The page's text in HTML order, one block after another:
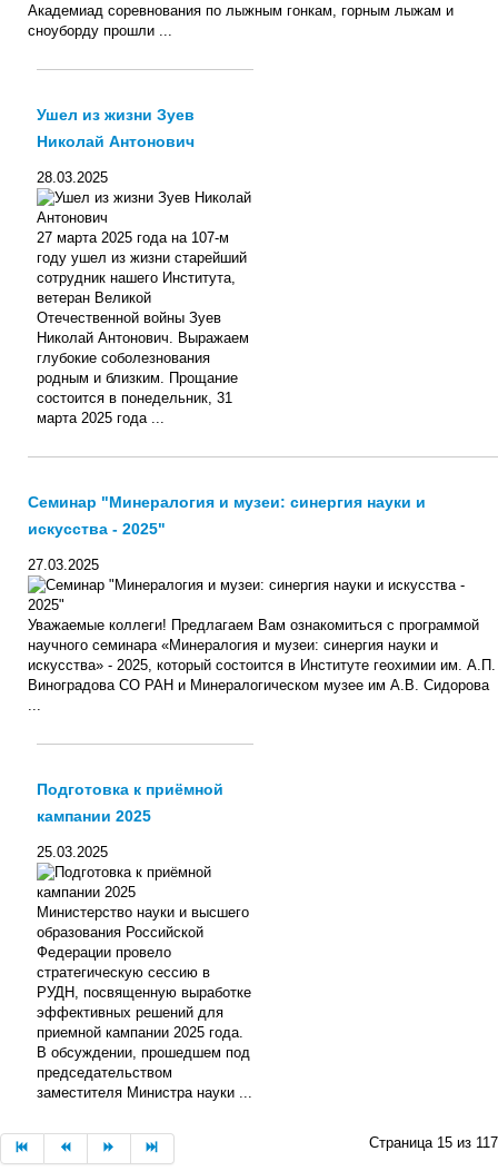
Академиад соревнования по лыжным гонкам, горным лыжам и
сноуборду прошли ...
Ушел из жизни Зуев
Николай Антонович
28.03.2025
27 марта 2025 года на 107-м
году ушел из жизни старейший
сотрудник нашего Института,
ветеран Великой
Отечественной войны Зуев
Николай Антонович. Выражаем
глубокие соболезнования
родным и близким. Прощание
состоится в понедельник, 31
марта 2025 года ...
Семинар "Минералогия и музеи: синергия науки и
искусства - 2025"
27.03.2025
Уважаемые коллеги! Предлагаем Вам ознакомиться с программой
научного семинара «Минералогия и музеи: синергия науки и
искусства» - 2025, который состоится в Институте геохимии им. А.П.
Виноградова СО РАН и Минералогическом музее им А.В. Сидорова
Подготовка к приёмной
кампании 2025
25.03.2025
Министерство науки и высшего
образования Российской
Федерации провело
стратегическую сессию в
РУДН, посвященную выработке
эффективных решений для
приемной кампании 2025 года.
В обсуждении, прошедшем под
председательством
заместителя Министра науки ...
Страница 15 из 117